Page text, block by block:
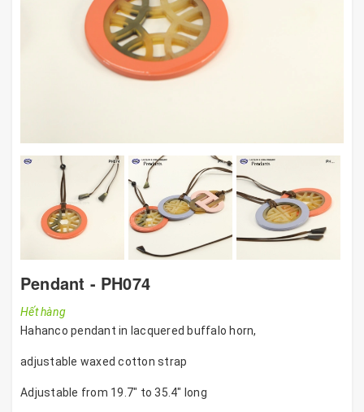
Pendant - PH074
Hết hàng
Hahanco pendant in lacquered buffalo horn,
adjustable waxed cotton strap
Adjustable from 19.7" to 35.4" long